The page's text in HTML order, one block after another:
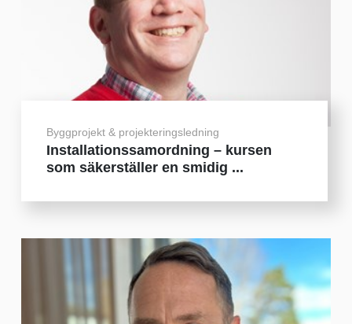
Byggprojekt & projekteringsledning
Installationssamordning – kursen
som säkerställer en smidig ...